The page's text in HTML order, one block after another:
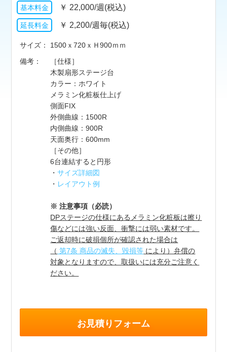
￥ 22,000/週(税込)
￥ 2,200/週毎(税込)
サイズ 1500ｘ720ｘＨ900ｍｍ
備考
［仕様］
木製扇形ステージ台
カラー：ホワイト
メラミン化粧板仕上げ
側面FIX
外側曲線：1500R
内側曲線：900R
天面奥行：600mm
［その他］
6台連結すると円形
・サイズ詳細図
・ レイアウト例
※ 注意事項（必読）
DPステージの仕様にあるメラミン化粧板は擦り
傷などには強い反面、衝撃には弱い素材です。
ご返却時に破損個所が確認された場合は
（ 第7条 商品の滅失、毀損等 により）弁償の
対象となりますので、取扱いには充分ご注意く
ださい。
お見積りフォーム